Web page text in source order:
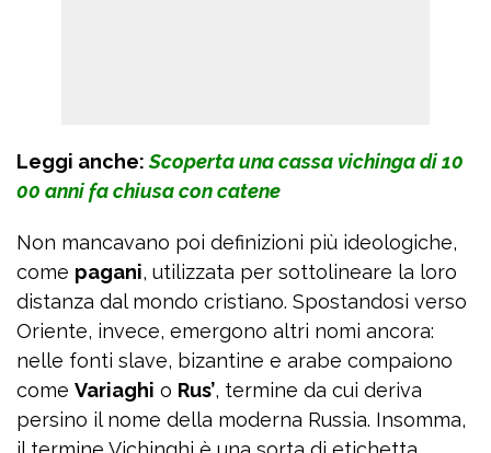
Leggi anche:Scoperta una cassa vichinga di 10
00 anni fa chiusa con catene
Non mancavano poi definizioni più ideologiche,
come pagani, utilizzata per sottolineare la loro
distanza dal mondo cristiano. Spostandosi verso
Oriente, invece, emergono altri nomi ancora:
nelle fonti slave, bizantine e arabe compaiono
come Variaghi o Rus’, termine da cui deriva
persino il nome della moderna Russia. Insomma,